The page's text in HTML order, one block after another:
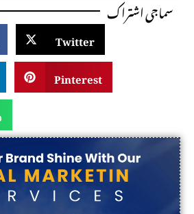
سماجی اشتراک
Twitter
Pinterest